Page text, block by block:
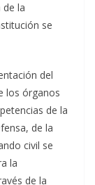
la
se
del
los órganos
de la
de la
civil se
la
de la